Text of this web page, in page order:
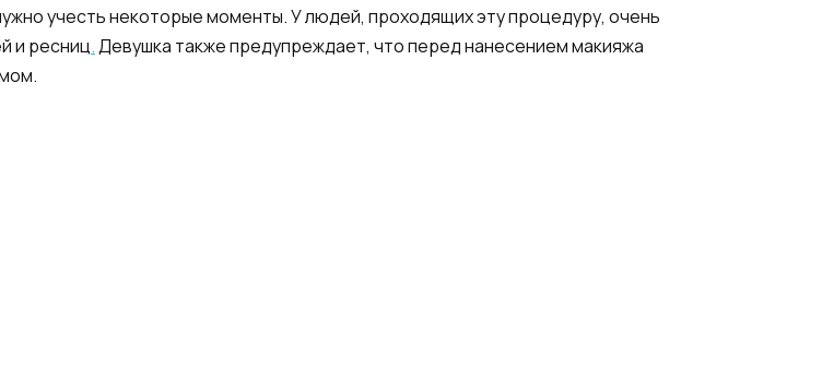
учесть некоторые моменты. У людей, проходящих эту процедуру, очень
и ресниц.Девушка также предупреждает, что перед нанесением макияжа